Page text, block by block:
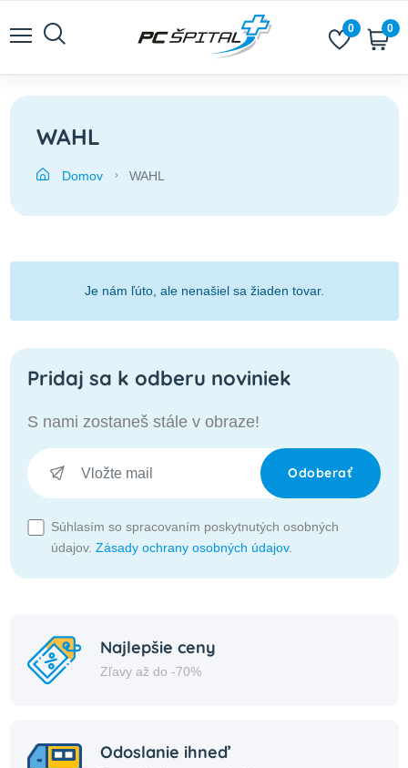
0 0
WAHL
Domov WAHL
Je nám ľúto, ale nenašiel sa žiaden tovar.
Pridaj sa k odberu noviniek
S nami zostaneš stále v obraze!
Odoberať
Súhlasím so spracovaním poskytnutých osobných
údajov. Zásady ochrany osobných údajov.
Najlepšie ceny
Zľavy až do -70%
Odoslanie ihneď